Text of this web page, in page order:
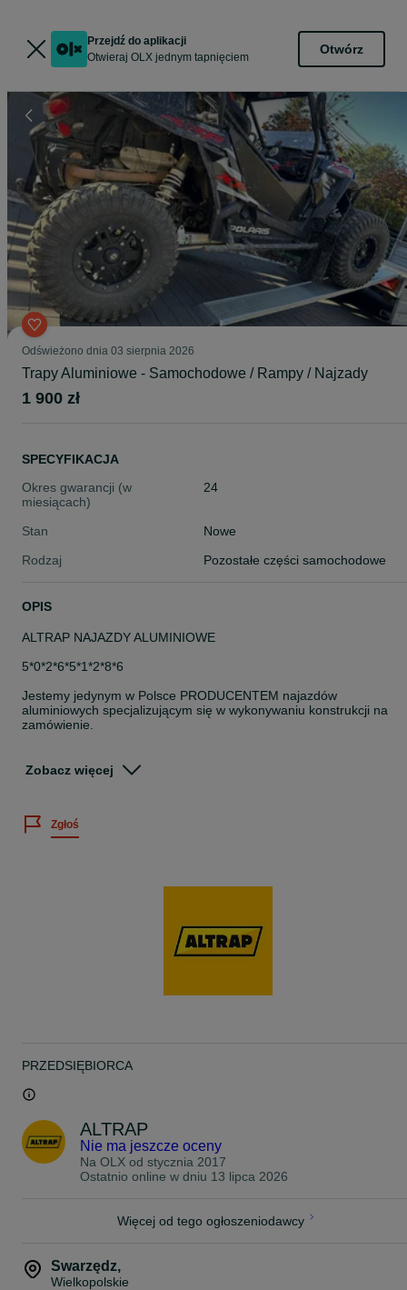
Przejdź do aplikacji
Otwieraj OLX jednym tapnięciem
Otwórz
Odświeżono dnia 03 sierpnia 2026
Trapy Aluminiowe - Samochodowe / Rampy / Najzady
1 900 zł
SPECYFIKACJA
Okres gwarancji (w
miesiącach)
24
Stan
Nowe
Rodzaj
Pozostałe części samochodowe
OPIS
ALTRAP NAJAZDY ALUMINIOWE
5*0*2*6*5*1*2*8*6
Jestemy jedynym w Polsce PRODUCENTEM najazdów
aluminiowych specjalizującym się w wykonywaniu konstrukcji na
zamówienie.
Na państwa życzenie możemy dostosować długość i szerokość
najazdów. Dodatkowo jesteśmy w stanie zainstalować dowolne
Nasz doradca w zaledwie kilka minut jest w stanie dobrać idealny
Naszymi stałymi klientami są producenci przyczep i zabudów w
- CERTYFIKAT ECJiP
- rekomendacja IMB (Instytut Maszyn Budowlanych)
- powierzchnia antypoślizgowa
- góra płaska (bez rantów)
- środek wypełniony bardzo wytrzymałym aluminium
- bardzo lekkie
- łatwość w transporcie (można włożyć jeden najazd w drugi)
- wysokość załadunku nawet do 110cm
- wszechstronne zastosowanie (koparki/ładowarki/maszyny
Kupując POLSKIE produkty wspierasz Polskę gospodarkę
Zobacz więcej
Zgłoś
PRZEDSIĘBIORCA
ALTRAP
Nie ma jeszcze oceny
Na OLX od stycznia 2017
Ostatnio online w dniu 13 lipca 2026
Więcej od tego ogłoszeniodawcy
Swarzędz,
Wielkopolskie